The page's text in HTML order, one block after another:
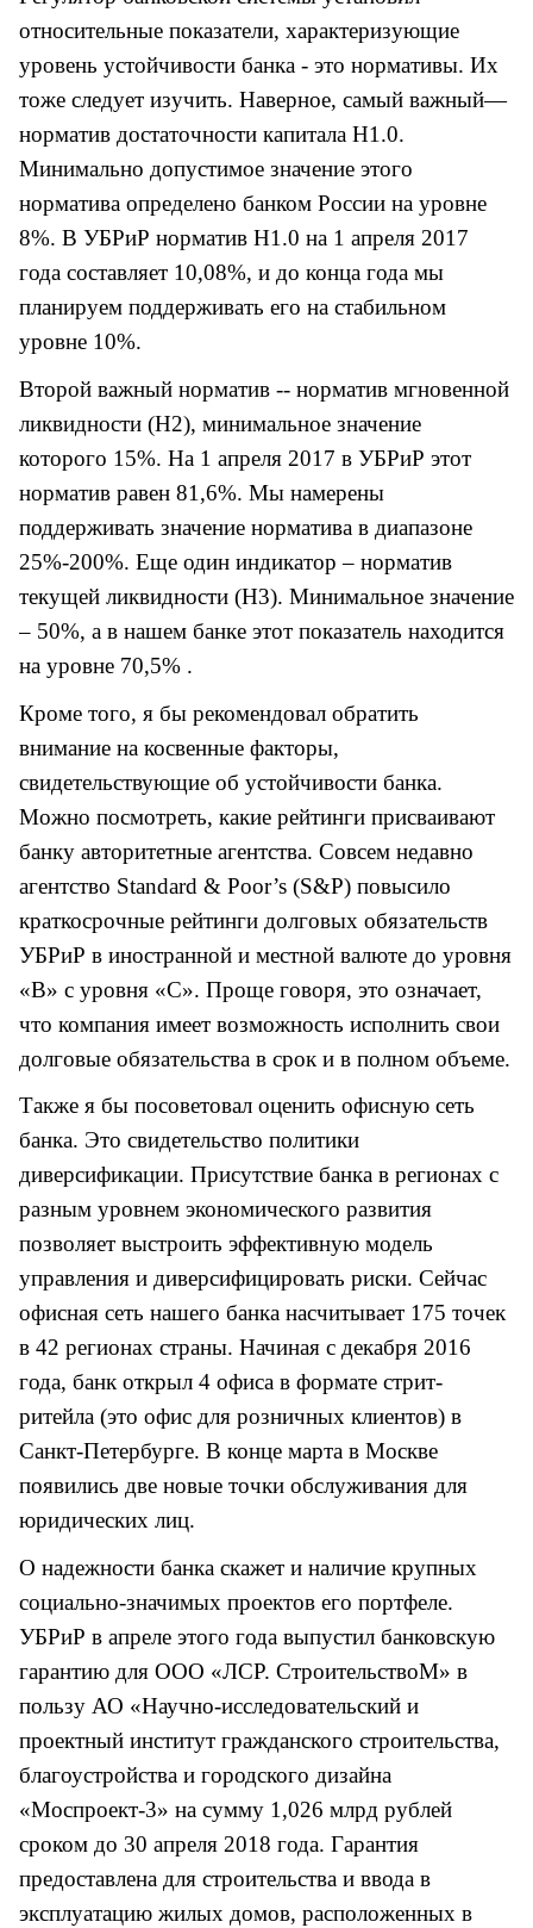
относительные показатели, характеризующие
уровень устойчивости банка - это нормативы. Их
тоже следует изучить. Наверное, самый важный—
норматив достаточности капитала Н1.0.
Минимально допустимое значение этого
норматива определено банком России на уровне
8%. В УБРиР норматив Н1.0 на 1 апреля 2017
года составляет 10,08%, и до конца года мы
планируем поддерживать его на стабильном
уровне 10%.
Второй важный норматив -- норматив мгновенной
ликвидности (Н2), минимальное значение
которого 15%. На 1 апреля 2017 в УБРиР этот
норматив равен 81,6%. Мы намерены
поддерживать значение норматива в диапазоне
25%-200%. Еще один индикатор – норматив
текущей ликвидности (Н3). Минимальное значение
– 50%, а в нашем банке этот показатель находится
на уровне 70,5% .
Кроме того, я бы рекомендовал обратить
внимание на косвенные факторы,
свидетельствующие об устойчивости банка.
Можно посмотреть, какие рейтинги присваивают
банку авторитетные агентства. Совсем недавно
агентство Standard & Poor’s (S&P) повысило
краткосрочные рейтинги долговых обязательств
УБРиР в иностранной и местной валюте до уровня
«В» с уровня «С». Проще говоря, это означает,
что компания имеет возможность исполнить свои
долговые обязательства в срок и в полном объеме.
Также я бы посоветовал оценить офисную сеть
банка. Это свидетельство политики
диверсификации. Присутствие банка в регионах с
разным уровнем экономического развития
позволяет выстроить эффективную модель
управления и диверсифицировать риски. Сейчас
офисная сеть нашего банка насчитывает 175 точек
в 42 регионах страны. Начиная с декабря 2016
года, банк открыл 4 офиса в формате стрит-
ритейла (это офис для розничных клиентов) в
Санкт-Петербурге. В конце марта в Москве
появились две новые точки обслуживания для
юридических лиц.
О надежности банка скажет и наличие крупных
социально-значимых проектов его портфеле.
УБРиР в апреле этого года выпустил банковскую
гарантию для ООО «ЛСР. СтроительствоМ» в
пользу АО «Научно-исследовательский и
проектный институт гражданского строительства,
благоустройства и городского дизайна
«Моспроект-3» на сумму 1,026 млрд рублей
сроком до 30 апреля 2018 года. Гарантия
предоставлена для строительства и ввода в
эксплуатацию жилых домов, расположенных в